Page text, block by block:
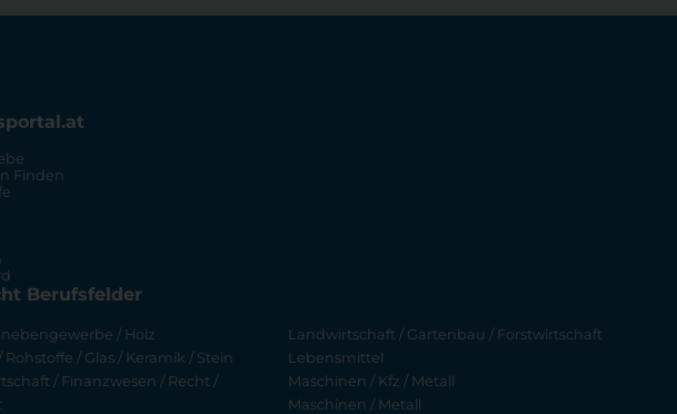
Finden
Berufsfelder
/ Holz
/ Glas / Keramik / Stein
/ Finanzwesen / Recht /
Landwirtschaft / Gartenbau / Forstwirtschaft
Lebensmittel
Maschinen / Kfz / Metall
Maschinen / Metall